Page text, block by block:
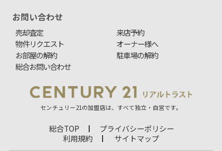
お問い合わせ
売却査定
来店予約
物件リクエスト
オーナー様へ
お部屋の解約
駐車場の解約
総合お問い合わせ
センチュリー21の加盟店は、すべて独立・自営です。
総合TOP
プライバシーポリシー
利用規約
サイトマップ